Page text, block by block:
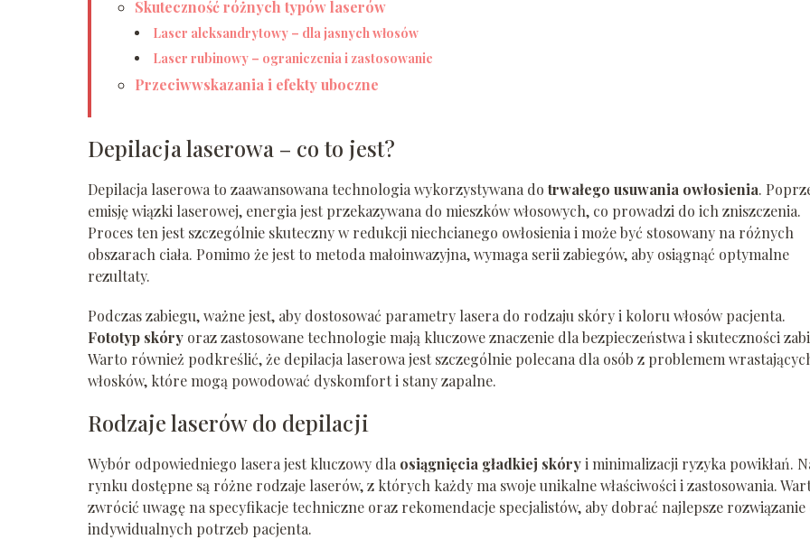
Skuteczność różnych typów laserów
Laser aleksandrytowy – dla jasnych włosów
Laser rubinowy – ograniczenia i zastosowanie
Przeciwwskazania i efekty uboczne
Depilacja laserowa – co to jest?
Depilacja laserowa to zaawansowana technologia wykorzystywana dotrwałego usuwania owłosienia.
emisję wiązki laserowej, energia jest przekazywana do mieszków włosowych, co prowadzi do ich zniszczenia.
Proces ten jest szczególnie skuteczny w redukcji niechcianego owłosienia i może być stosowany na różnych
obszarach ciała. Pomimo że jest to metoda małoinwazyjna, wymaga serii zabiegów, aby osiągnąć optymalne
rezultaty.
Podczas zabiegu, ważne jest, aby dostosować parametry lasera do rodzaju skóry i koloru włosów pacjenta.
Fototyp skóry oraz zastosowane technologie mają kluczowe znaczenie dla bezpieczeństwa i skuteczności
Warto również podkreślić, że depilacja laserowa jest szczególnie polecana dla osób z problemem
włosków, które mogą powodować dyskomfort i stany zapalne.
Rodzaje laserów do depilacji
Wybór odpowiedniego lasera jest kluczowy dla osiągnięcia gładkiej skóryi minimalizacji ryzyka powikłań.
rynku dostępne są różne rodzaje laserów, z których każdy ma swoje unikalne właściwości i zastosowania.
zwrócić uwagę na specyfikacje techniczne oraz rekomendacje specjalistów, aby dobrać najlepsze rozwiązanie
indywidualnych potrzeb pacjenta.